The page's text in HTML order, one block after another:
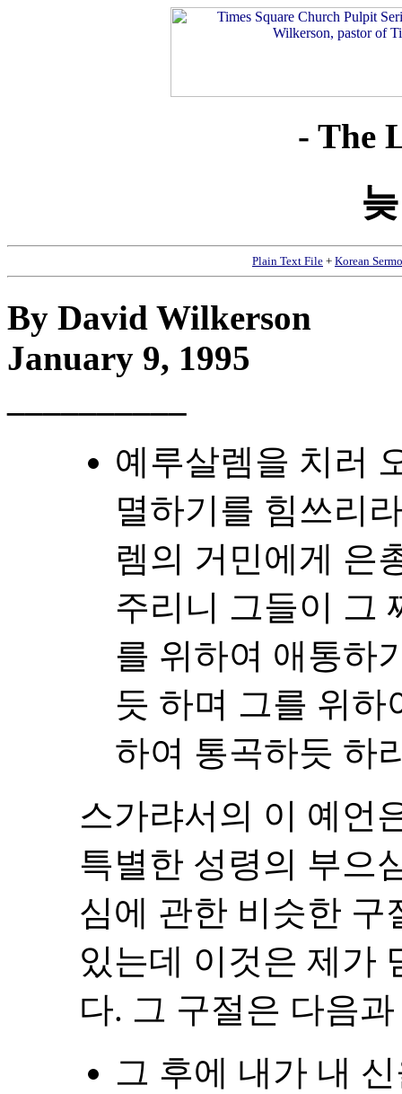
- The
Plain Text File + Korean
By David Wilkerson
January 9, 1995
예루살렘을 치러
멸하기를 힘쓰리
렘의 거민에게 은
주리니 그들이 그
를 위하여 애통하
듯 하며 그를 위하
하여 통곡하듯 하
스가랴서의 이 예언
특별한 성령의 부으
심에 관한 비슷한 구
있는데 이것은 제가
다. 그 구절은 다음
그 후에 내가 내